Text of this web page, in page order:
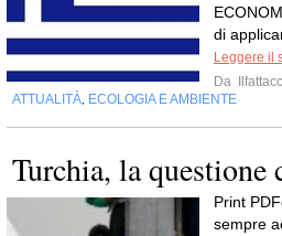
di
Leggere il
Da
ATTUALITÀ ECOLOGIA E AMBIENTE
Turchia, la
Print
sempre